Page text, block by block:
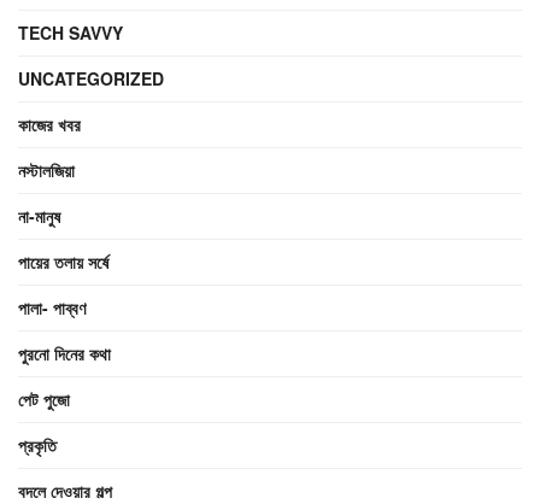
TECH SAVVY
UNCATEGORIZED
কাজের খবর
নস্টালজিয়া
না-মানুষ
পায়ের তলায় সর্ষে
পালা- পাব্বণ
পুরনো দিনের কথা
পেট পুজো
প্রকৃতি
বদলে দেওয়ার গল্প